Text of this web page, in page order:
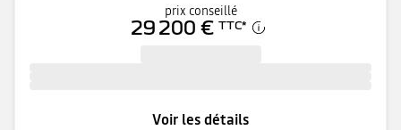
prix conseillé
29 200 € TTC*
Voir les détails